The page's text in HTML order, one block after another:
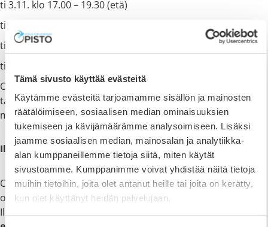
Tämä sivusto käyttää evästeitä
Käytämme evästeitä tarjoamamme sisällön ja mainosten
räätälöimiseen, sosiaalisen median ominaisuuksien
tukemiseen ja kävijämäärämme analysoimiseen. Lisäksi
jaamme sosiaalisen median, mainosalan ja analytiikka-
alan kumppaneillemme tietoja siitä, miten käytät
sivustoamme. Kumppanimme voivat yhdistää näitä tietoja
muihin tietoihin, joita olet antanut heille tai joita on kerätty,
kun olet käyttänyt heidän palvelujaan.
ti 3.11. klo 17.00 – 19.30 (etä)
ti 17.11. klo 17.00 – 19.30 (etä)
ti 1.12. klo 17.00 – 19.30 (etä)
ti 15.12. klo 17.00 – 19.30 (etä)
Opintoryhmäkokoontumiset jatkuvat kevätkaudella 2027,
tarkemmat ajankohdat päivitetään tälle sivulle
myöhemmin.
Ilmoittautuminen ja hinta:
Opintoihin ilmoittaudutaantästä linkistä(valitse linkin
ostoskoriin Erityispedagogiikan perusopinnot).
Ilmoittautumisaika päättyy 31.8.2026. Opintojen hinta530